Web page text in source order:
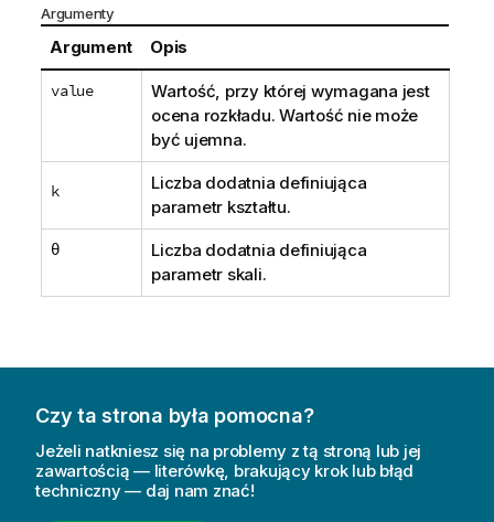
Argumenty
Argument Opis
value
Wartość, przy której wymagana jest
ocena rozkładu. Wartość nie może
być ujemna.
k
Liczba dodatnia definiująca
parametr kształtu.
θ
Liczba dodatnia definiująca
parametr skali.
Czy ta strona była pomocna?
Jeżeli natkniesz się na problemy z tą stroną lub jej
zawartością — literówkę, brakujący krok lub błąd
techniczny — daj nam znać!